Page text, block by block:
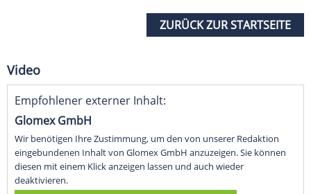
ZURÜCK ZUR STARTSEITE
Video
Empfohlener externer Inhalt:
Glomex GmbH
Wir benötigen Ihre Zustimmung, um den von unserer Redaktion
eingebundenen Inhalt von Glomex GmbH anzuzeigen. Sie können
diesen mit einem Klick anzeigen lassen und auch wieder
deaktivieren.